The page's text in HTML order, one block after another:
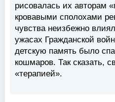
рисовалась их авторам
кровавыми сполохами
чувства неизбежно
ужасах Гражданской
детскую память было
кошмаров. Так сказать,
«терапией».